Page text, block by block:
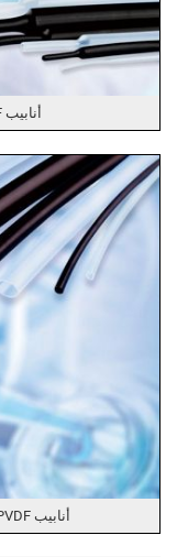
أنابيب PVDF الطبية، RSFR-MT-PVDF
أنابيب PVDF طبية شبه صلبة، RSFR-MT-sPVDF